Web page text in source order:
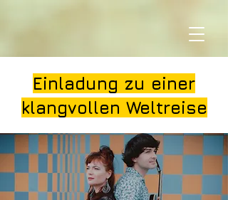
Einladung zu einer
klangvollen Weltreise